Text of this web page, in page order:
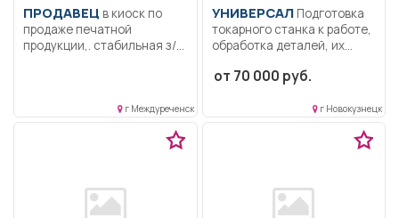
ПРОДАВЕЦ
продаже печатной
продукции,. стабильная з/п,
г Междуреченск
УНИВЕРСАЛПодготовка
токарного станка к работе,
обработка деталей, их
от 70 000 руб.
г Новокузнецк